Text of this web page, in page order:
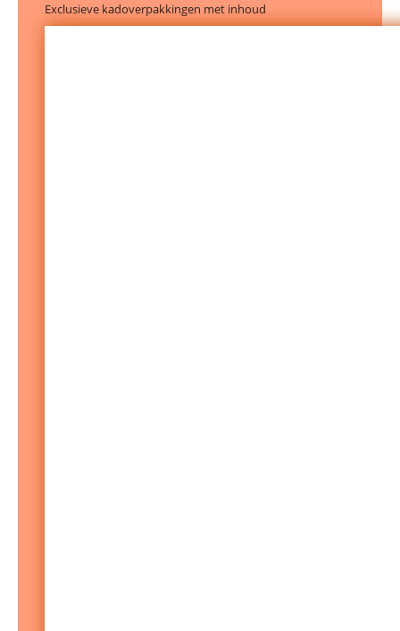
Exclusieve kadoverpakkingen met inhoud